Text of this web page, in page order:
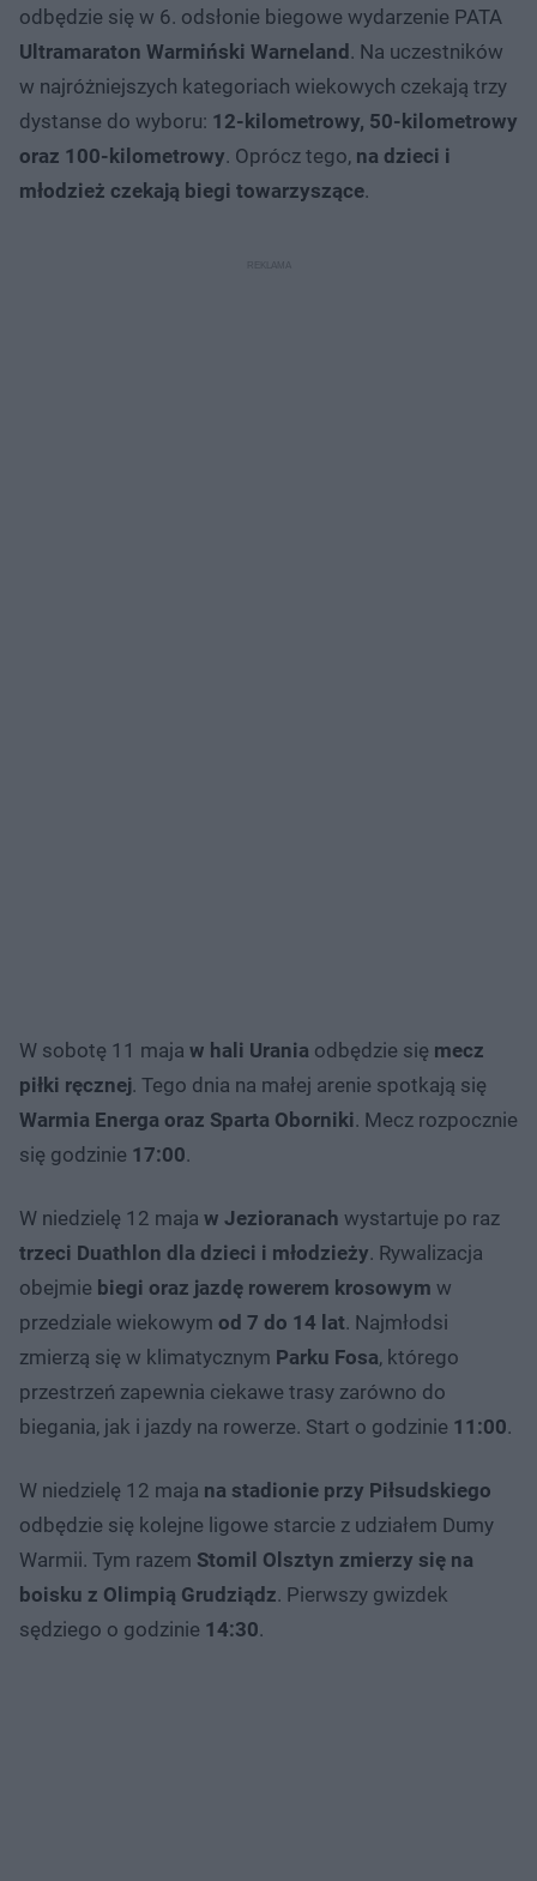
odbędzie się w 6. odsłonie biegowe wydarzenie PATA
Ultramaraton Warmiński Warneland. Na uczestników
w najróżniejszych kategoriach wiekowych czekają trzy
dystanse do wyboru: 12-kilometrowy, 50-kilometrowy
oraz 100-kilometrowy. Oprócz tego, na dzieci i
młodzież czekają biegi towarzyszące.
W sobotę 11 maja w hali Urania odbędzie się mecz
piłki ręcznej. Tego dnia na małej arenie spotkają się
Warmia Energa oraz Sparta Oborniki. Mecz rozpocznie
się godzinie 17:00.
W niedzielę 12 maja w Jezioranach wystartuje po raz
trzeci Duathlon dla dzieci i młodzieży. Rywalizacja
obejmie biegi oraz jazdę rowerem krosowym w
przedziale wiekowym od 7 do 14 lat. Najmłodsi
zmierzą się w klimatycznym Parku Fosa, którego
przestrzeń zapewnia ciekawe trasy zarówno do
biegania, jak i jazdy na rowerze. Start o godzinie 11:00.
W niedzielę 12 maja na stadionie przy Piłsudskiego
odbędzie się kolejne ligowe starcie z udziałem Dumy
Warmii. Tym razem Stomil Olsztyn zmierzy się na
boisku z Olimpią Grudziądz. Pierwszy gwizdek
sędziego o godzinie 14:30.